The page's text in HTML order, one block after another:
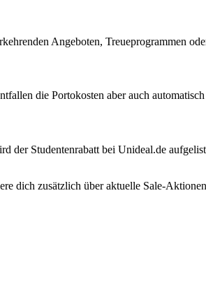
Angeboten, Treueprogrammen
die Portokosten aber auch
der Studentenrabatt bei Unideal.de
dich zusätzlich über aktuelle Sale-